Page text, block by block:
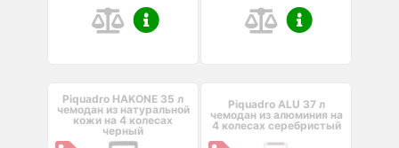
Piquadro HAKONE 35 л
чемодан из натуральной
кожи на 4 колесах
черный
Piquadro ALU 37 л
чемодан из алюминия на
4 колесах серебристый